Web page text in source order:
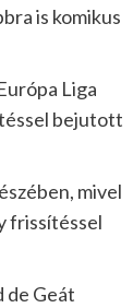
is komikus
Liga
bejutott
mivel
frissítéssel
de Geát